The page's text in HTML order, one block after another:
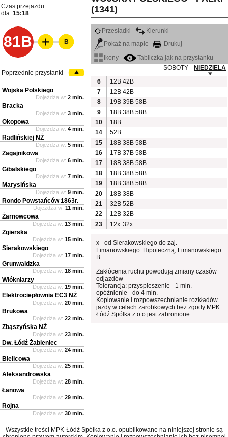
(1341)
Czas przejazdu
dla: 15:18
81B
Przesiadki
Kierunki
Pokaż na mapie
Drukuj
ikony
Tabliczka jak na przystanku
SOBOTY
NIEDZIELA
6
12B 42B
7
12B 42B
8
19B 39B 58B
9
18B 38B 58B
10
18B
14
52B
15
18B 38B 58B
16
17B 37B 58B
17
18B 38B 58B
18
18B 38B 58B
19
18B 38B 58B
20
18B 38B
21
32B 52B
22
12B 32B
23
12x 32x
x - od Sierakowskiego do zaj.
Limanowskiego: Hipoteczną, Limanowskiego
B
Zakłócenia ruchu powodują zmiany czasów
odjazdów
Tolerancja: przyspieszenie - 1 min.
opóźnienie - do 4 min.
Kopiowanie i rozpowszechnianie rozkładów
jazdy w celach zarobkowych bez zgody MPK
Łódź Spółka z o.o jest zabronione.
B
Poprzednie przystanki
Wojska Polskiego
Dojeżdża w: 2 min.
Bracka
Dojeżdża w: 3 min.
Okopowa
Dojeżdża w: 4 min.
Radlińskiej NŻ
Dojeżdża w: 5 min.
Zagajnikowa
Dojeżdża w: 6 min.
Gibalskiego
Dojeżdża w: 7 min.
Marysińska
Dojeżdża w: 9 min.
Rondo Powstańców 1863r.
Dojeżdża w: 11 min.
Żarnowcowa
Dojeżdża w: 13 min.
Zgierska
Dojeżdża w: 15 min.
Sierakowskiego
Dojeżdża w: 17 min.
Grunwaldzka
Dojeżdża w: 18 min.
Włókniarzy
Dojeżdża w: 19 min.
Elektrociepłownia EC3 NŻ
Dojeżdża w: 20 min.
Brukowa
Dojeżdża w: 22 min.
Zbąszyńska NŻ
Dojeżdża w: 23 min.
Dw. Łódź Żabieniec
Dojeżdża w: 24 min.
Bielicowa
Dojeżdża w: 25 min.
Aleksandrowska
Dojeżdża w: 28 min.
Łanowa
Dojeżdża w: 29 min.
Rojna
Dojeżdża w: 30 min.
Wszystkie treści MPK-Łódź Spółka z o.o. opublikowane na niniejszej stronie są